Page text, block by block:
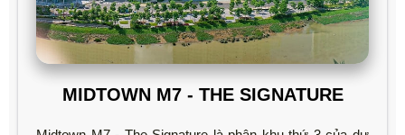
MIDTOWN M7 - THE SIGNATURE